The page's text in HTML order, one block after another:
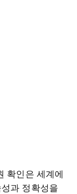
확인은 세계에
과 정확성을